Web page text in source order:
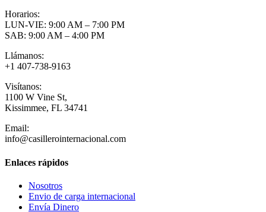
Horarios:
LUN-VIE: 9:00 AM – 7:00 PM
SAB: 9:00 AM – 4:00 PM
Llámanos:
+1 407-738-9163
Visítanos:
1100 W Vine St,
Kissimmee, FL 34741
Email:
info@casillerointernacional.com
Enlaces rápidos
Nosotros
Envio de carga internacional
Envía Dinero